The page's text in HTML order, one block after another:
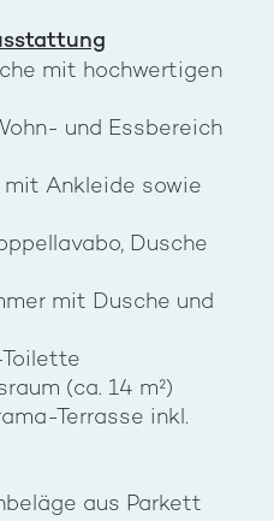
mit hochwertigen
und Essbereich
Ankleide sowie
Dusche
mit Dusche und
(ca. 14 m²)
Terrasse inkl.
aus Parkett